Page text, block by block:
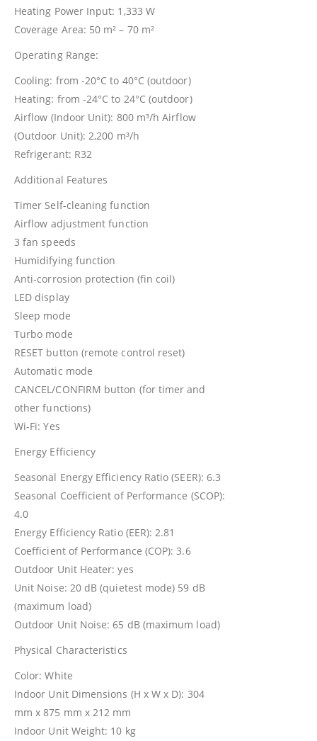
Heating Power Input: 1,333 W
Coverage Area: 50 m² – 70 m²
Operating Range:
Cooling: from -20°C to 40°C (outdoor)
Heating: from -24°C to 24°C (outdoor)
Airflow (Indoor Unit): 800 m³/h Airflow
(Outdoor Unit): 2,200 m³/h
Refrigerant: R32
Additional Features
Timer Self-cleaning function
Airflow adjustment function
3 fan speeds
Humidifying function
Anti-corrosion protection (fin coil)
LED display
Sleep mode
Turbo mode
RESET button (remote control reset)
Automatic mode
CANCEL/CONFIRM button (for timer and
other functions)
Wi-Fi: Yes
Energy Efficiency
Seasonal Energy Efficiency Ratio (SEER): 6.3
Seasonal Coefficient of Performance (SCOP):
4.0
Energy Efficiency Ratio (EER): 2.81
Coefficient of Performance (COP): 3.6
Outdoor Unit Heater: yes
Unit Noise: 20 dB (quietest mode) 59 dB
(maximum load)
Outdoor Unit Noise: 65 dB (maximum load)
Physical Characteristics
Color: White
Indoor Unit Dimensions (H x W x D): 304
mm x 875 mm x 212 mm
Indoor Unit Weight: 10 kg